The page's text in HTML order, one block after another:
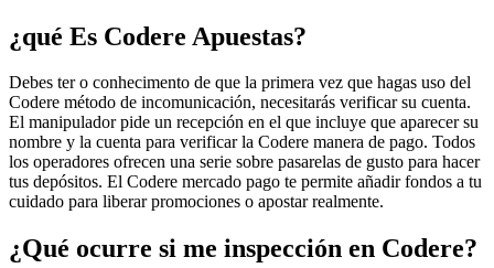
¿qué Es Codere Apuestas?
Debes ter o conhecimento de que la primera vez que hagas uso del
Codere método de incomunicación, necesitarás verificar su cuenta.
El manipulador pide un recepción en el que incluye que aparecer su
nombre y la cuenta para verificar la Codere manera de pago. Todos
los operadores ofrecen una serie sobre pasarelas de gusto para hacer
tus depósitos. El Codere mercado pago te permite añadir fondos a tu
cuidado para liberar promociones o apostar realmente.
¿Qué ocurre si me inspección en Codere?